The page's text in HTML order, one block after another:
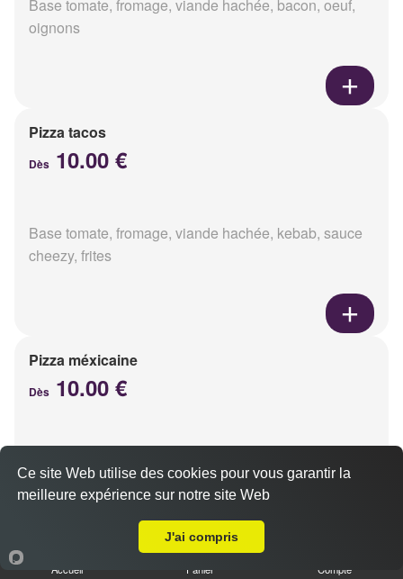
Base tomate, fromage, viande hachée, bacon, oeuf,
oignons
Pizza tacos
Dès 10.00 €
Base tomate, fromage, viande hachée, kebab, sauce
cheezy, frites
Pizza méxicaine
Dès 10.00 €
chorizo, poivrons
Accueil Panier Compte
Ce site Web utilise des cookies pour vous garantir la
meilleure expérience sur notre site Web
J'ai compris